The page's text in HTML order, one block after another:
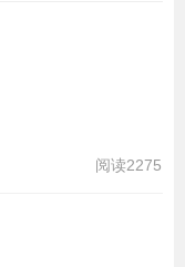
阅读2275